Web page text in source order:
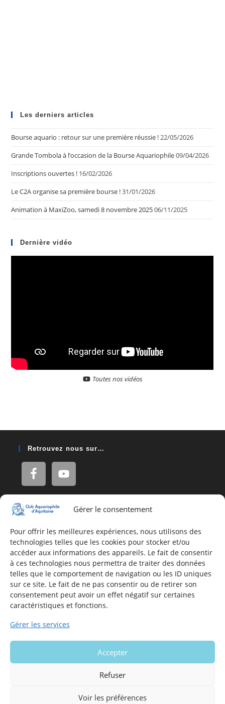
Gérer le consentement
Pour offrir les meilleures expériences, nous utilisons des
technologies telles que les cookies pour stocker et/ou
accéder aux informations des appareils. Le fait de consentir
à ces technologies nous permettra de traiter des données
telles que le comportement de navigation ou les ID uniques
sur ce site. Le fait de ne pas consentir ou de retirer son
consentement peut avoir un effet négatif sur certaines
caractéristiques et fonctions.
Gérer les services
Accepter
Refuser
Voir les préférences
Les derniers articles
Bourse aquario : retour sur une première réussie !22/05/2026
Grande Tombola à l’occasion de la Bourse Aquariophile09/04/2026
Inscriptions ouvertes ! 16/02/2026
Le C2A organise sa première bourse !31/01/2026
Animation à MaxiZoo, samedi 8 novembre 202506/11/2025
Dernière vidéo
Toutes nos vidéos
Retrouvez nous sur…
Adresse
16, Rue Léon Blum
33140 Villenave d'Ornon
Nous contacter
Formulaire de contact
E-mail
Mentions légales du site
Politique en matière de cookies